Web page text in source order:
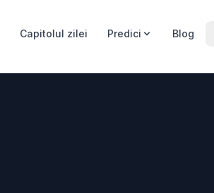
Capitolul zilei Predici Blog